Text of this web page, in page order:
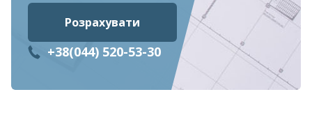
Розрахувати
+38(044) 520-53-30